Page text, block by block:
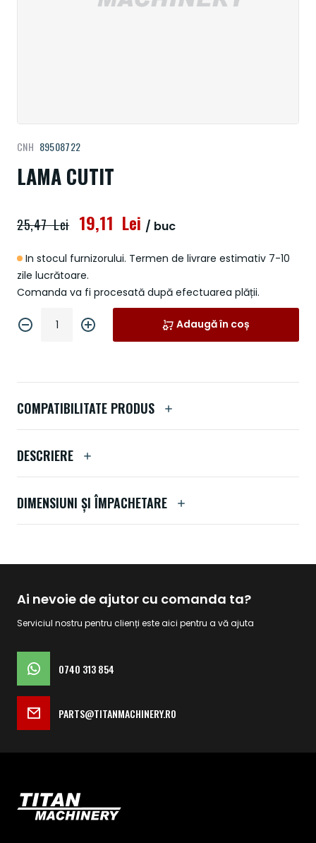
LAMA CUTIT
CNH 89508722
In stocul furnizorului. Termen de livrare estimativ 7-10
zile lucrătoare.
Comanda va fi procesată după efectuarea plății.
19,11 Lei
25,47 Lei / buc
Adaugă în coș
la
începutul
galeriei
imagini
COMPATIBILITATE PRODUS
DESCRIERE
DIMENSIUNI ȘI ÎMPACHETARE
Ai nevoie de ajutor cu comanda ta?
Serviciul nostru pentru clienți este aici pentru a vă ajuta
0740 313 854
PARTS@TITANMACHINERY.RO